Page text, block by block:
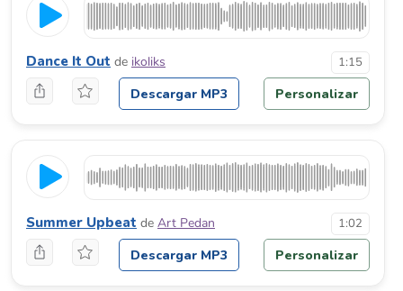
Dance It Out de ikoliks 1:15
Descargar MP3 Personalizar
Summer Upbeat de Art Pedan 1:02
Descargar MP3 Personalizar